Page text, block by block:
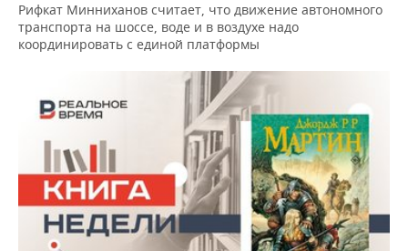
Рифкат Минниханов считает, что движение автономного
транспорта на шоссе, воде и в воздухе надо
координировать с единой платформы